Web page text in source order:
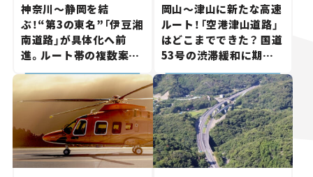
神奈川～静岡を結
ぶ！“第3の東名”「伊豆湘
南道路」が具体化へ前
進。ルート帯の複数案検
討へ。熱海まで信号ゼロ
が実現？ 【いま気になる
道路計画】
岡山～津山に新たな高速
ルート！「空港津山道路」
はどこまでできた？ 国道
53号の渋滞緩和に期待。
岡山市側でも動きが【い
ま気になる道路計画】